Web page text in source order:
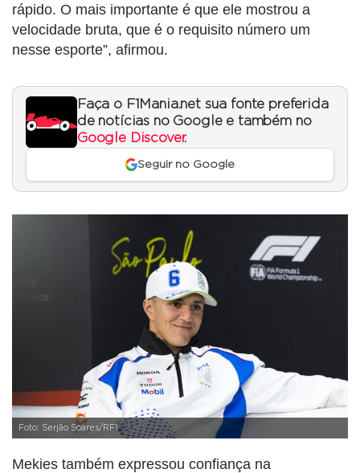
rápido. O mais importante é que ele mostrou a
velocidade bruta, que é o requisito número um
nesse esporte”, afirmou.
Faça o F1Mania.net sua fonte preferida
de notícias no Google e também no
Google Discover.
Seguir no Google
Foto: Serjão Soares/RF1
Mekies também expressou confiança na